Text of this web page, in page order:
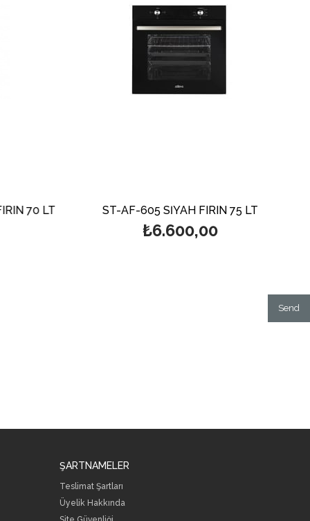
70 LT ST-AF-605 SİYAH FIRIN 75 LT
₺6.600,00
Send
ŞARTNAMELER
Teslimat Şartları
Üyelik Hakkında